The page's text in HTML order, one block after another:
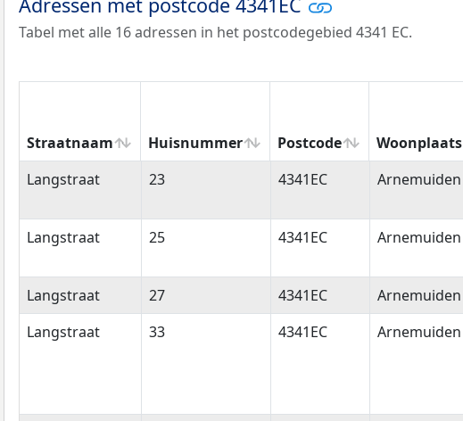
Tabel met alle 16 adressen in het postcodegebied 4341 EC.
Straatnaam Huisnummer Postcode Woonplaats
Straatnaam
Huisnummer Postcode Woonplaats
Langstraat 23 4341EC Arnemuiden
Langstraat 25 4341EC Arnemuiden
Langstraat 27 4341EC Arnemuiden
Langstraat
33 4341EC Arnemuiden